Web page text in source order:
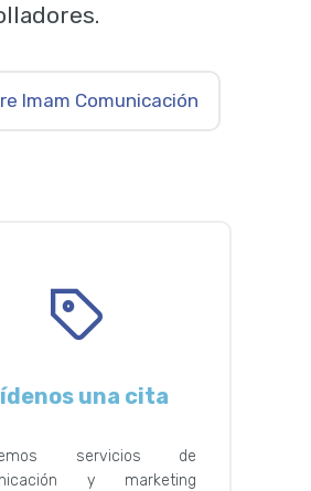
Imam Comunicación
una cita
servicios de
y marketing